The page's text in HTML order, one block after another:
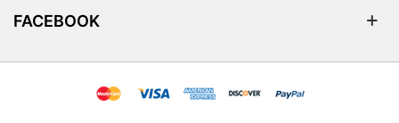
FACEBOOK